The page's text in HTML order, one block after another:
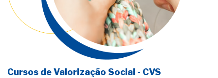
Cursos de Valorização Social - CVS